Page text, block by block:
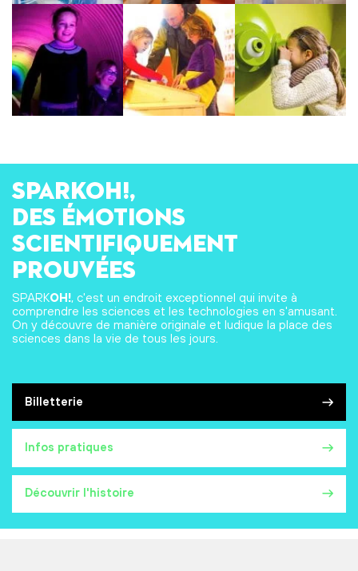
Billetterie
Infos pratiques
Découvrir l'histoire
SPARKOH!,
des émotions
scientifiquement
prouvées
SPARKOH!, c'est un endroit exceptionnel qui invite à
comprendre les sciences et les technologies en s'amusant.
On y découvre de manière originale et ludique la place des
sciences dans la vie de tous les jours.